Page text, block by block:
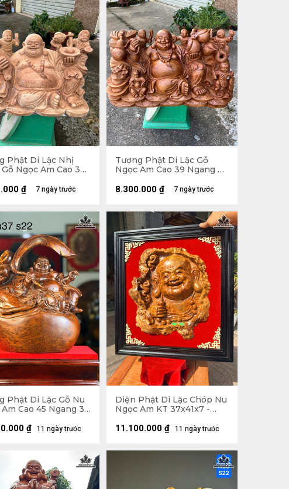
Phật Di Lặc Nhị
Ngọc Am Cao 30
7 ngày trước
₫
Tượng Phật Di Lặc Gỗ
Ngọc Am Cao 39 Ngang 71
7 ngày trước
8.300.000 ₫
Phật Di Lặc Gỗ Nu
Cao 45 Ngang 37
11 ngày trước
₫
Diện Phật Di Lặc Chóp Nu
Ngọc Am KT 37x41x7 -
11 ngày trước
11.100.000 ₫